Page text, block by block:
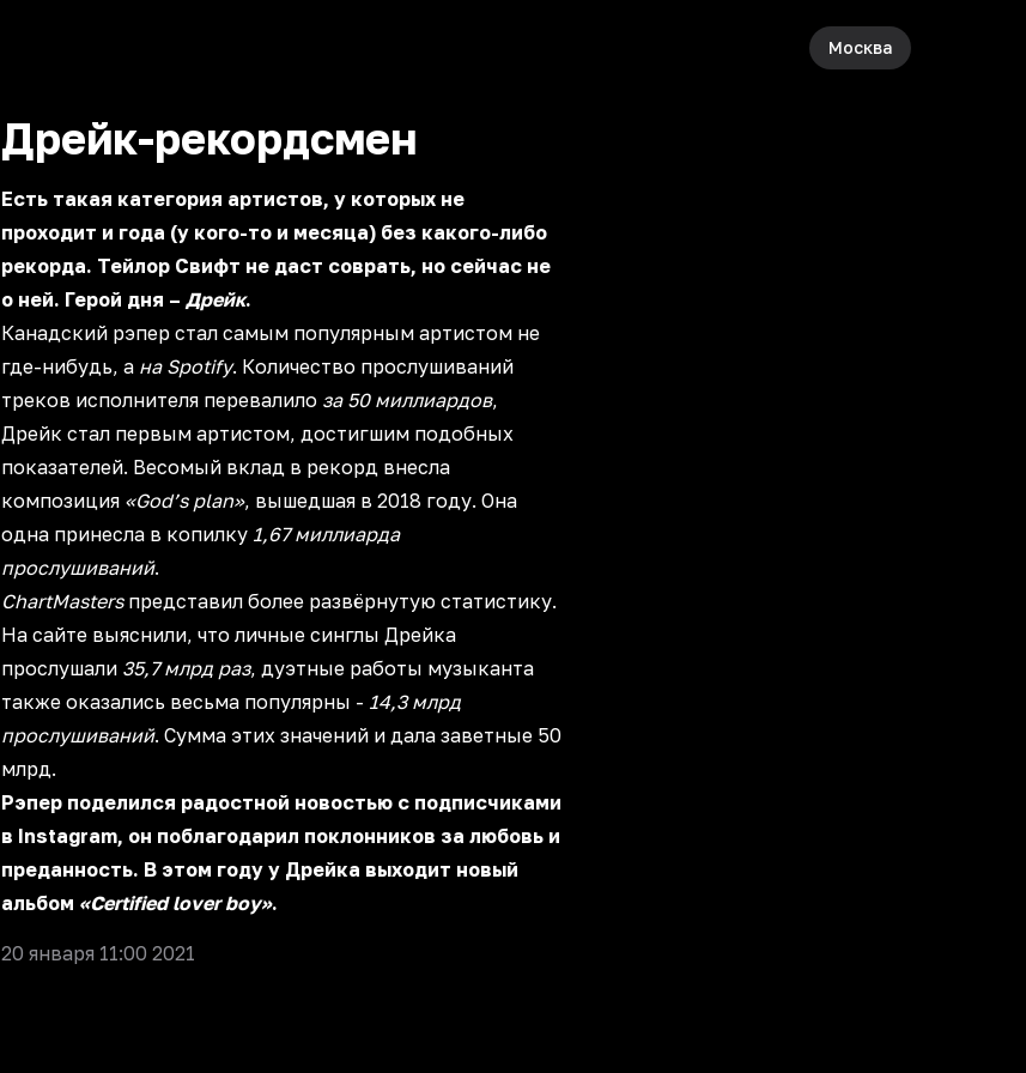
Москва
Дрейк-рекордсмен
Есть такая категория артистов, у которых не
проходит и года (у кого-то и месяца) без какого-либо
рекорда. Тейлор Свифт не даст соврать, но сейчас не
о ней. Герой дня – Дрейк.
Канадский рэпер стал самым популярным артистом не
где-нибудь, а на Spotify. Количество прослушиваний
треков исполнителя перевалило за 50 миллиардов,
Дрейк стал первым артистом, достигшим подобных
показателей. Весомый вклад в рекорд внесла
композиция «God’s plan», вышедшая в 2018 году. Она
одна принесла в копилку 1,67 миллиарда
прослушиваний.
ChartMastersпредставил более развёрнутую статистику.
На сайте выяснили, что личные синглы Дрейка
прослушали 35,7 млрд раз, дуэтные работы музыканта
также оказались весьма популярны - 14,3 млрд
прослушиваний. Сумма этих значений и дала заветные 50
млрд.
Рэпер поделился радостной новостью с подписчиками
в Instagram, он поблагодарил поклонников за любовь и
преданность. В этом году у Дрейка выходит новый
альбом «Certified lover boy».
20 января 11:00 2021